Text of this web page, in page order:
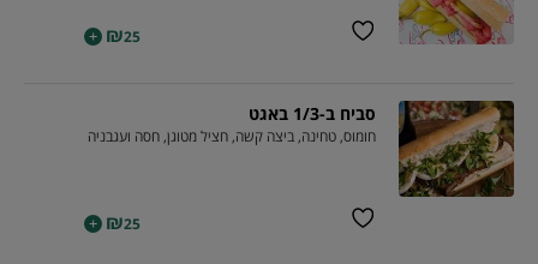
₪25
+
סביח ב-1/3 באגט
חומוס, טחינה, ביצה קשה, חציל מטוגן, חסה ועגבניה
₪25
+